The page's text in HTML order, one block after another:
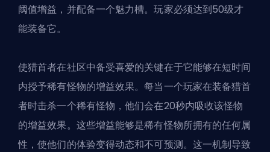
阈值增益，并配备一个魅力槽。玩家必须达到50级才
能装备它。
使猎首者在社区中备受喜爱的关键在于它能够在短时间
内授予稀有怪物的增益效果。每当一个玩家在装备猎首
者时击杀一个稀有怪物，他们会在20秒内吸收该怪物
的增益效果。这些增益能够是稀有怪物所拥有的任何属
性，使他们的体验变得动态和不可预测。这一机制导致